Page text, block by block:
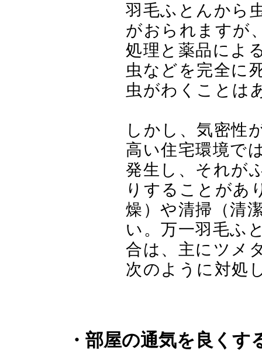
羽毛ふとんから
がおられますが
処理と薬品によ
虫などを完全に
虫がわくことは
しかし、気密性
高い住宅環境で
発生し、それが
りすることがあ
燥）や清掃（清
い。万一羽毛ふ
合は、主にツメ
次のように対処
・部屋の通気を良